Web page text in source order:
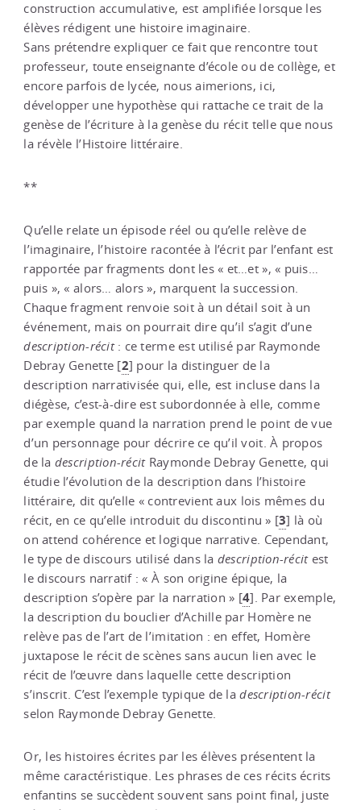
construction accumulative, est amplifiée lorsque les
élèves rédigent une histoire imaginaire.
Sans prétendre expliquer ce fait que rencontre tout
professeur, toute enseignante d’école ou de collège, et
encore parfois de lycée, nous aimerions, ici,
développer une hypothèse qui rattache ce trait de la
genèse de l’écriture à la genèse du récit telle que nous
la révèle l’Histoire littéraire.
**
Qu’elle relate un épisode réel ou qu’elle relève de
l’imaginaire, l’histoire racontée à l’écrit par l’enfant est
rapportée par fragments dont les « et…et », « puis…
puis », « alors… alors », marquent la succession.
Chaque fragment renvoie soit à un détail soit à un
événement, mais on pourrait dire qu’il s’agit d’une
description-récit: ce terme est utilisé par Raymonde
Debray Genette [2] pour la distinguer de la
description narrativisée qui, elle, est incluse dans la
diégèse, c’est-à-dire est subordonnée à elle, comme
par exemple quand la narration prend le point de vue
d’un personnage pour décrire ce qu’il voit. À propos
de la description-récitRaymonde Debray Genette, qui
étudie l’évolution de la description dans l’histoire
littéraire, dit qu’elle « contrevient aux lois mêmes du
récit, en ce qu’elle introduit du discontinu » [3] là où
on attend cohérence et logique narrative. Cependant,
le type de discours utilisé dans la description-récitest
le discours narratif : « À son origine épique, la
description s’opère par la narration » [4] . Par exemple,
la description du bouclier d’Achille par Homère ne
relève pas de l’art de l’imitation : en effet, Homère
juxtapose le récit de scènes sans aucun lien avec le
récit de l’œuvre dans laquelle cette description
s’inscrit. C’est l’exemple typique de ladescription-récit
selon Raymonde Debray Genette.
Or, les histoires écrites par les élèves présentent la
même caractéristique. Les phrases de ces récits écrits
enfantins se succèdent souvent sans point final, juste